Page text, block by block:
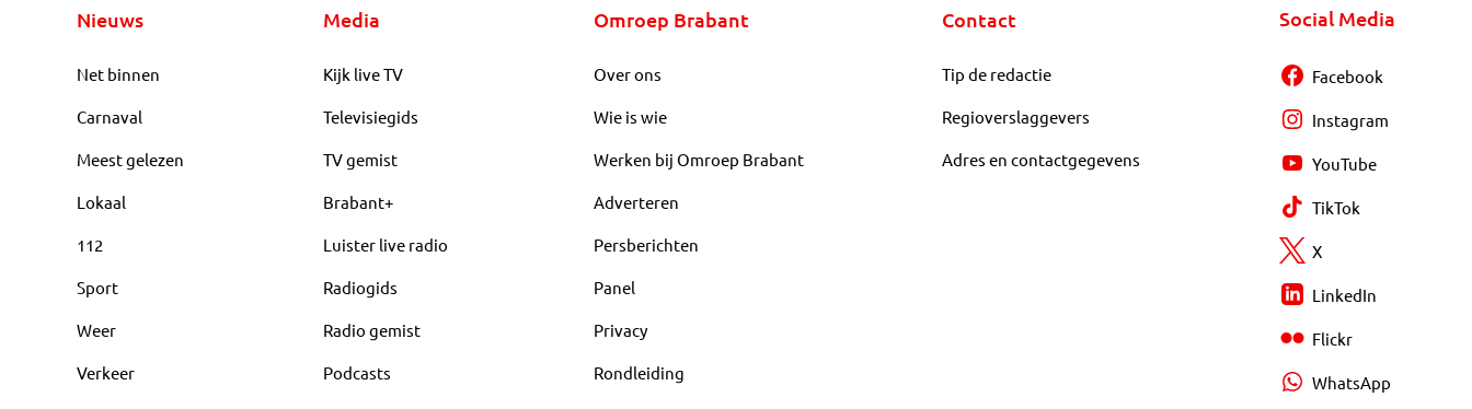
Nieuws
Net binnen
Carnaval
Meest gelezen
Lokaal
112
Sport
Weer
Verkeer
Media
Kijk live TV
Televisiegids
TV gemist
Brabant+
Luister live radio
Radiogids
Radio gemist
Podcasts
Omroep Brabant
Over ons
Wie is wie
Werken bij Omroep Brabant
Adverteren
Persberichten
Panel
Privacy
Rondleiding
Contact
Tip de redactie
Regioverslaggevers
Adres en contactgegevens
Social Media
Facebook
Instagram
YouTube
TikTok
X
LinkedIn
Flickr
WhatsApp